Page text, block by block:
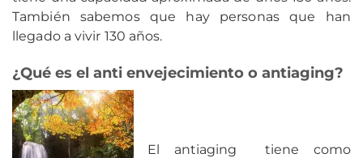
También sabemos que hay personas que han
llegado a vivir 130 años.
¿Qué es el anti envejecimiento o antiaging?
El antiaging tiene como